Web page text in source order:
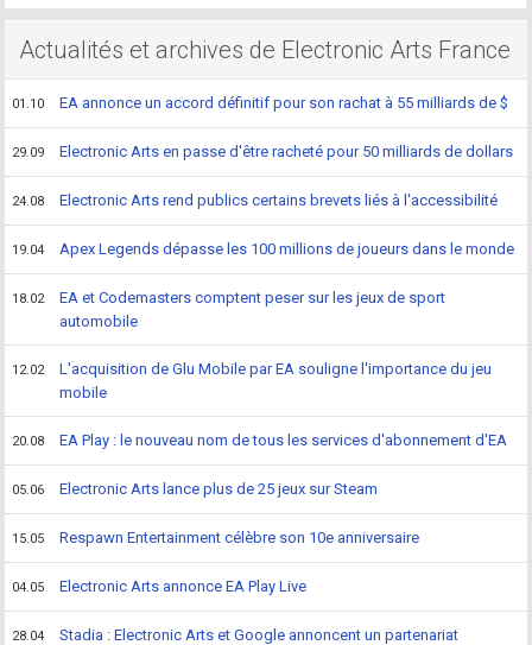
Actualités et archives de Electronic Arts France
01.10 EA annonce un accord définitif pour son rachat à 55 milliards de $
29.09 Electronic Arts en passe d'être racheté pour 50 milliards de dollars
24.08 Electronic Arts rend publics certains brevets liés à l'accessibilité
19.04 Apex Legends dépasse les 100 millions de joueurs dans le monde
18.02
EA et Codemasters comptent peser sur les jeux de sport
automobile
12.02
L'acquisition de Glu Mobile par EA souligne l'importance du jeu
mobile
20.08 EA Play : le nouveau nom de tous les services d'abonnement d'EA
05.06 Electronic Arts lance plus de 25 jeux sur Steam
15.05 Respawn Entertainment célèbre son 10e anniversaire
04.05 Electronic Arts annonce EA Play Live
28.04 Stadia : Electronic Arts et Google annoncent un partenariat